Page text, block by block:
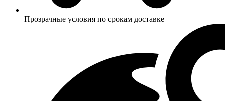
Прозрачные условия по срокам доставке